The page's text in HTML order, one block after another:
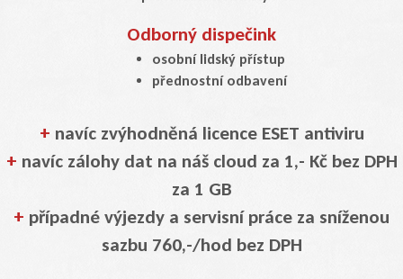
Odborný dispečink
osobní lidský přístup
přednostní odbavení
+ navíc zvýhodněná licence ESET antiviru
+ navíc zálohy dat na náš cloud za 1,- Kč bez DPH
za 1 GB
+ případné výjezdy a servisní práce za sníženou
sazbu 760,-/hod bez DPH